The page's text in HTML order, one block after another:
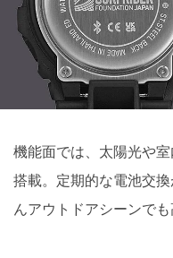
機能面では、太陽光や
搭載。定期的な電池交
んアウトドアシーンでも